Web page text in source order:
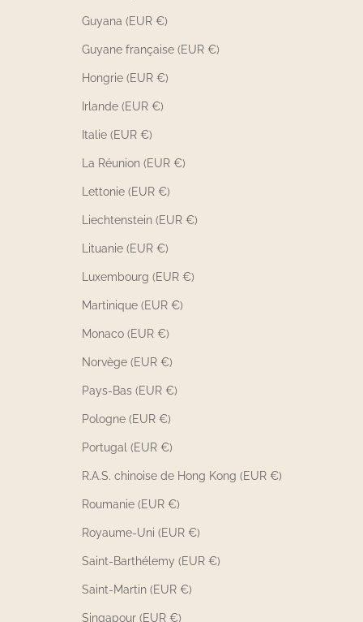
Guyana (EUR €)
Guyane française (EUR €)
Hongrie (EUR €)
Irlande (EUR €)
Italie (EUR €)
La Réunion (EUR €)
Lettonie (EUR €)
Liechtenstein (EUR €)
Lituanie (EUR €)
Luxembourg (EUR €)
Martinique (EUR €)
Monaco (EUR €)
Norvège (EUR €)
Pays-Bas (EUR €)
Pologne (EUR €)
Portugal (EUR €)
R.A.S. chinoise de Hong Kong (EUR €)
Roumanie (EUR €)
Royaume-Uni (EUR €)
Saint-Barthélemy (EUR €)
Saint-Martin (EUR €)
Singapour (EUR €)